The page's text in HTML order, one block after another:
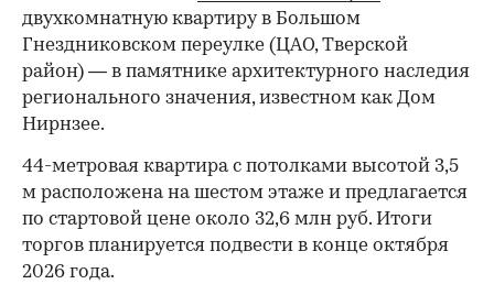
двухкомнатную квартиру в Большом
Гнездниковском переулке (ЦАО, Тверской
район) — в памятнике архитектурного наследия
регионального значения, известном как Дом
Нирнзее.
44-метровая квартира с потолками высотой 3,5
м расположена на шестом этаже и предлагается
по стартовой цене около 32,6 млн руб. Итоги
торгов планируется подвести в конце октября
2026 года.